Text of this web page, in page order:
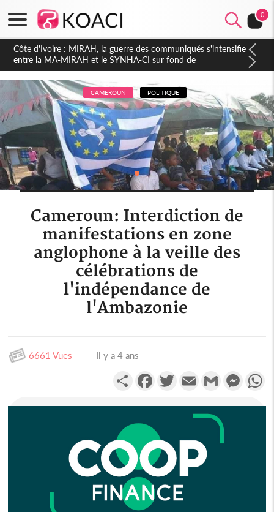
0
Côte d'Ivoire : Indépendance 2026, Thiam plaide pour un
environnement démocratique plus apaisé
CAMEROUN POLITIQUE
Cameroun: Interdiction de
manifestations en zone
anglophone à la veille des
célébrations de
l'indépendance de
l'Ambazonie
6661 Vues Il y a 4 ans
PartagerFacebookTwitterEmail Gmail